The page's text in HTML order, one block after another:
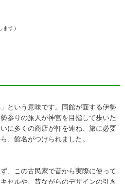
す）
という意味です。同館が面する伊勢
参りの旅人が神宮を目指して歩いた
に多くの商店が軒を連ね、旅に必要
、館名がつけられました。
、この古民家で昔から実際に使って
セルや、昔ながらのデザインの引き